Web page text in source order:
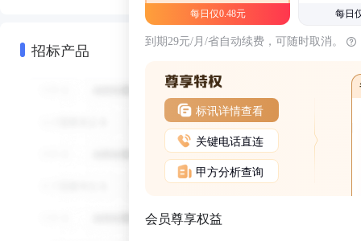
招标产品
每日仅0.48元 每日
到期29元/月/省自动续费，可随时取消。
标讯详情查看
关键电话直连
甲方分析查询
会员尊享权益